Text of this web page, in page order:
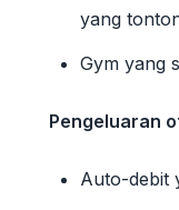
yang
Gym yang
Pengeluaran
Auto-debit